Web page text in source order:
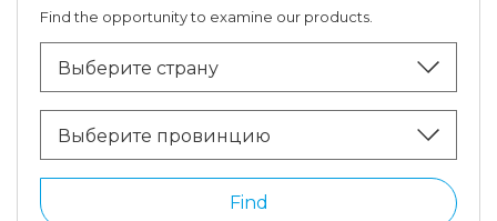
Find the opportunity to examine our products.
Выберите страну
Выберите провинцию
Find